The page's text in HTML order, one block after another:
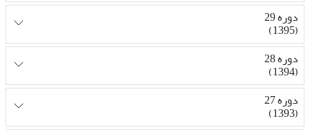
دوره 29
(1395)
دوره 28
(1394)
دوره 27
(1393)